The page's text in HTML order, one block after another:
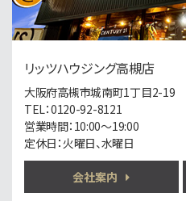
第5位
第6位
阪急電鉄
リッツハウジング高槻店
大阪府高槻市城南町1丁目2-19
TEL：0120-92-8121
営業時間：10:00～19:00
定休日：火曜日、水曜日
会社案内